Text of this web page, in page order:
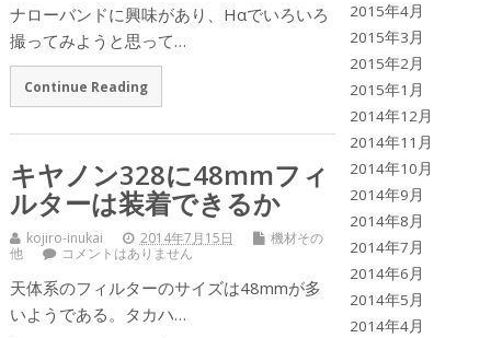
ナローバンドに興味があり、Hαでいろいろ
撮ってみようと思って…
Continue Reading
キヤノン328に48mmフィ
ルターは装着できるか
kojiro-inukai 2014年7月15日
機材その
他
コメントはありません
天体系のフィルターのサイズは48mmが多
いようである。タカハ…
2015年4月
2015年3月
2015年2月
2015年1月
2014年12月
2014年11月
2014年10月
2014年9月
2014年8月
2014年7月
2014年6月
2014年5月
2014年4月